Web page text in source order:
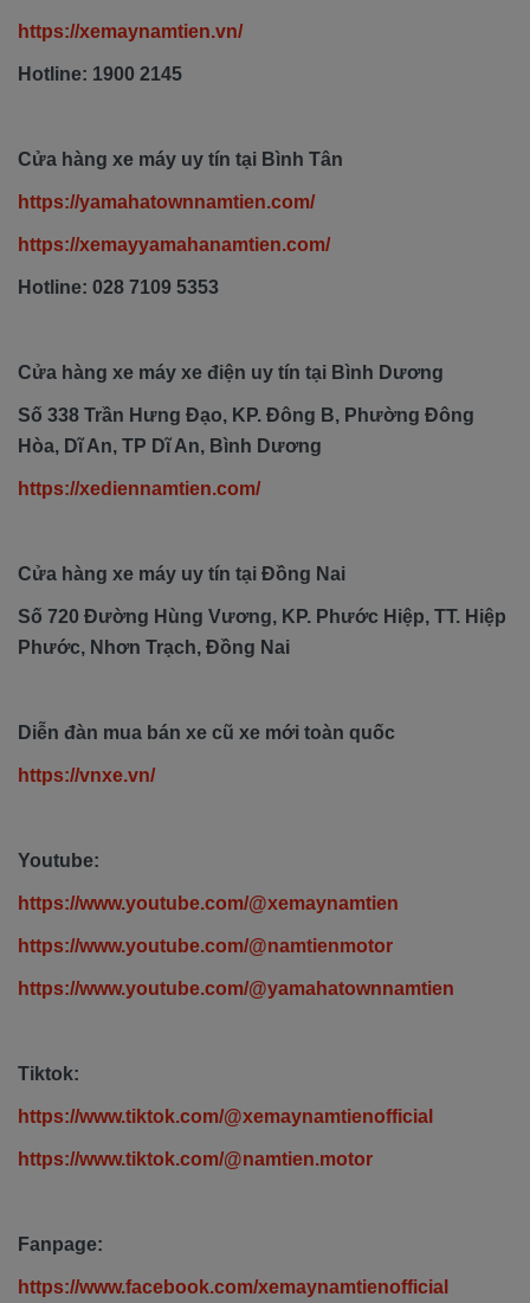
https://xemaynamtien.vn/
Hotline: 1900 2145
Cửa hàng xe máy uy tín tại Bình Tân
https://yamahatownnamtien.com/
https://xemayyamahanamtien.com/
Hotline: 028 7109 5353
Cửa hàng xe máy xe điện uy tín tại Bình Dương
Số 338 Trần Hưng Đạo, KP. Đông B, Phường Đông
Hòa, Dĩ An, TP Dĩ An, Bình Dương
https://xediennamtien.com/
Cửa hàng xe máy uy tín tại Đồng Nai
Số 720 Đường Hùng Vương, KP. Phước Hiệp, TT. Hiệp
Phước, Nhơn Trạch, Đồng Nai
Diễn đàn mua bán xe cũ xe mới toàn quốc
https://vnxe.vn/
Youtube:
https://www.youtube.com/@xemaynamtien
https://www.youtube.com/@namtienmotor
https://www.youtube.com/@yamahatownnamtien
Tiktok:
https://www.tiktok.com/@xemaynamtienofficial
https://www.tiktok.com/@namtien.motor
Fanpage:
https://www.facebook.com/xemaynamtienofficial